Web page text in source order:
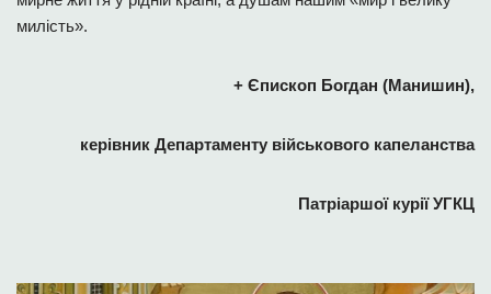
милість».
+ Єпископ Богдан (Манишин),
керівник Департаменту військового капеланства
Патріаршої курії УГКЦ